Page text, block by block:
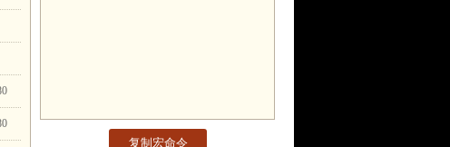
复制宏命令